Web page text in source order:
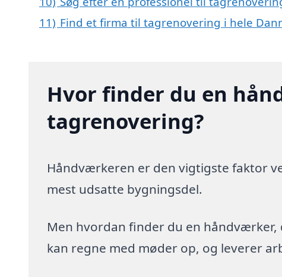
11) Find et firma til tagrenovering i hele
Hvor finder du en
tagrenovering?
Håndværkeren er den vigtigste faktor
mest udsatte bygningsdel.
Men hvordan finder du en håndværker,
kan regne med møder op, og leverer